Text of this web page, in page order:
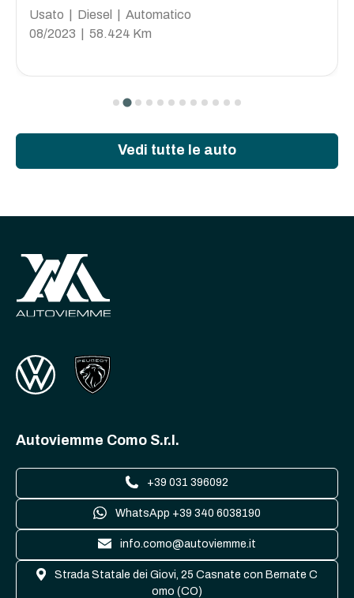
Usato | Diesel | Automatico
08/2023 | 58.424 Km
Vedi tutte le auto
Autoviemme Como S.r.l.
+39 031 396092
WhatsApp +39 340 6038190
info.como@autoviemme.it
Strada Statale dei Giovi, 25 Casnate con Bernate C
omo (CO)